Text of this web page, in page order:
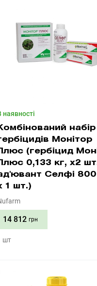
наявності
набір
Монітор
Плюс (гербіцид
Плюс 0,133 кг, х2
Селфі
1 шт.)
14 812 грн
шт